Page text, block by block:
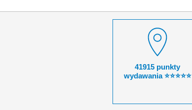
41915 punkty
wydawania ⭐⭐⭐⭐⭐